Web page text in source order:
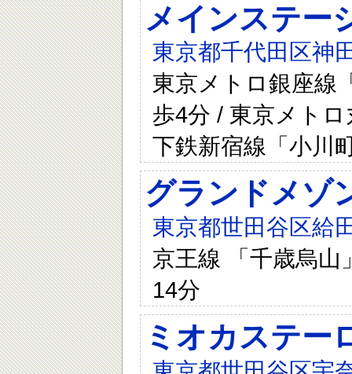
メインステー
東京都千代田区神
東京メトロ銀座線
歩4分 / 東京メト
下鉄新宿線「小川
グランドメゾ
東京都世田谷区給
京王線 「千歳烏山
14分
ミオカステー